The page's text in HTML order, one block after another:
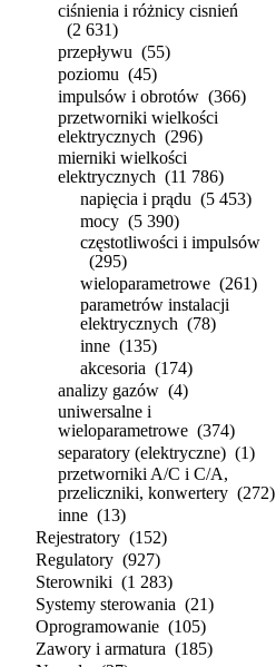
ciśnienia i różnicy cisnień
(2 631)
przepływu (55)
poziomu (45)
impulsów i obrotów (366)
przetworniki wielkości
elektrycznych (296)
mierniki wielkości
elektrycznych (11 786)
napięcia i prądu (5 453)
mocy (5 390)
częstotliwości i impulsów
(295)
wieloparametrowe (261)
parametrów instalacji
elektrycznych (78)
inne (135)
akcesoria (174)
analizy gazów (4)
uniwersalne i
wieloparametrowe (374)
separatory (elektryczne) (1)
przetworniki A/C i C/A,
przeliczniki, konwertery (272)
inne (13)
Rejestratory (152)
Regulatory (927)
Sterowniki (1 283)
Systemy sterowania (21)
Oprogramowanie (105)
Zawory i armatura (185)